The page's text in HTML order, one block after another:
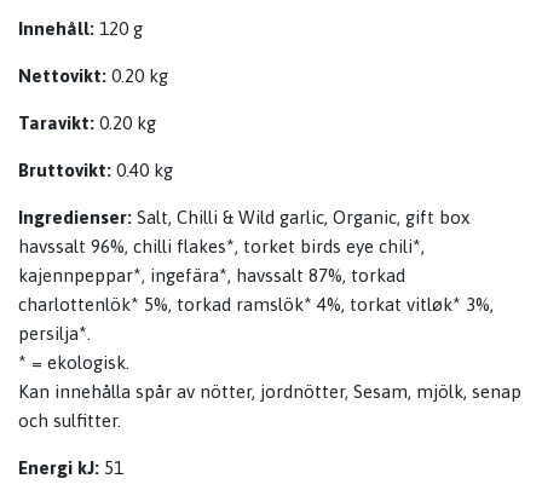
Innehåll: 120 g
Nettovikt: 0.20 kg
Taravikt: 0.20 kg
Bruttovikt: 0.40 kg
Ingredienser: Salt, Chilli & Wild garlic, Organic, gift box
havssalt 96%, chilli flakes*, torket birds eye chili*,
kajennpeppar*, ingefära*, havssalt 87%, torkad
charlottenlök* 5%, torkad ramslök* 4%, torkat vitløk* 3%,
persilja*.
* = ekologisk.
Kan innehålla spår av nötter, jordnötter, Sesam, mjölk, senap
och sulfitter.
Energi kJ: 51